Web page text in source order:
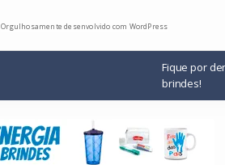
Orgulhosamente desenvolvido com WordPress
Fique por
brindes!